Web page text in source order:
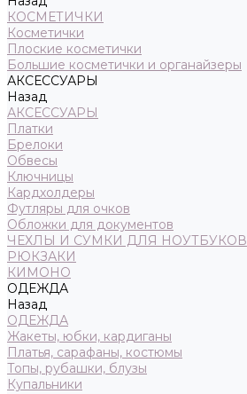
КОСМЕТИЧКИ
Косметички
Плоские косметички
Большие косметички и органайзеры
АКСЕССУАРЫ
Назад
АКСЕССУАРЫ
Платки
Брелоки
Обвесы
Ключницы
Кардхолдеры
Футляры для очков
Обложки для документов
ЧЕХЛЫ И СУМКИ ДЛЯ НОУТБУКОВ
РЮКЗАКИ
КИМОНО
ОДЕЖДА
Назад
ОДЕЖДА
Жакеты, юбки, кардиганы
Платья, сарафаны, костюмы
Топы, рубашки, блузы
Купальники